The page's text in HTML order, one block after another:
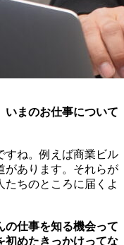
いまのお仕事について
すね。例えば商業ビル
があります。それらが
ちのところに届くよ
の仕事を知る機会って
初めたきっかけってな